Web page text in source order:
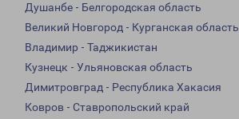
Душанбе - Белгородская область
Великий Новгород - Курганская область
Владимир - Таджикистан
Кузнецк - Ульяновская область
Димитровград - Республика Хакасия
Ковров - Ставропольский край